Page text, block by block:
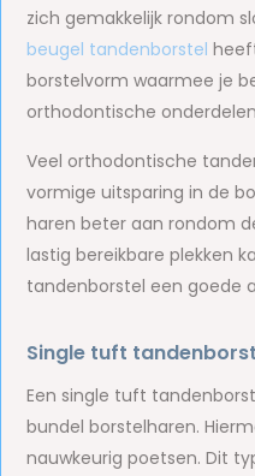
zich gemakkelijk rondom
beugel tandenborstel
borstelvorm waarmee je
orthodontische
Veel orthodontische
vormige uitsparing in de
haren beter aan rondom
lastig bereikbare plekken
tandenborstel een goede
Single tuft
Een single tuft
bundel borstelharen.
nauwkeurig poetsen. Dit